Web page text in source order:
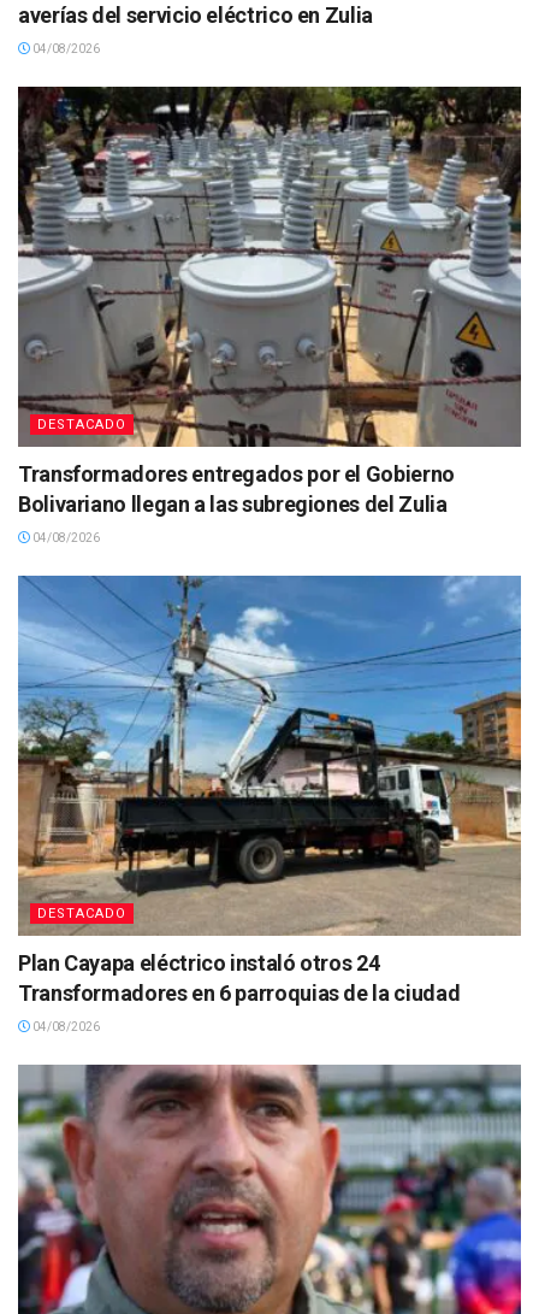
averías del servicio eléctrico en Zulia
04/08/2026
DESTACADO
Transformadores entregados por el Gobierno
Bolivariano llegan a las subregiones del Zulia
04/08/2026
DESTACADO
Plan Cayapa eléctrico instaló otros 24
Transformadores en 6 parroquias de la ciudad
04/08/2026